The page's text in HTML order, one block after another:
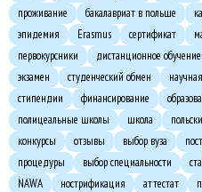
проживание
бакалавриат в польше
эпидемия
Erasmus сертификат
первокурсники
дистанционное обучение
экзамен
студенческий обмен
стипендии
финансирование
полицеальные школы
школа
конкурсы
отзывы выбор вуза
процедуры
выбор специальности
NAWA
нострификация аттестат